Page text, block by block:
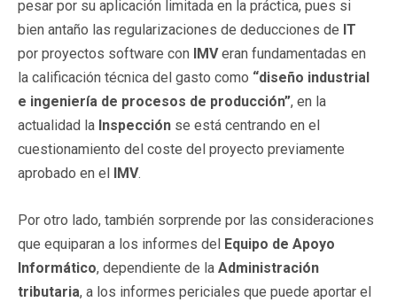
pesar por su aplicación limitada en la práctica, pues si
bien antaño las regularizaciones de deducciones de IT
por proyectos software con IMVeran fundamentadas en
la calificación técnica del gasto como “diseño industrial
e ingeniería de procesos de producción”, en la
actualidad la Inspección se está centrando en el
cuestionamiento del coste del proyecto previamente
aprobado en el IMV.
Por otro lado, también sorprende por las consideraciones
que equiparan a los informes del Equipo de Apoyo
Informático, dependiente de la Administración
tributaria, a los informes periciales que puede aportar el